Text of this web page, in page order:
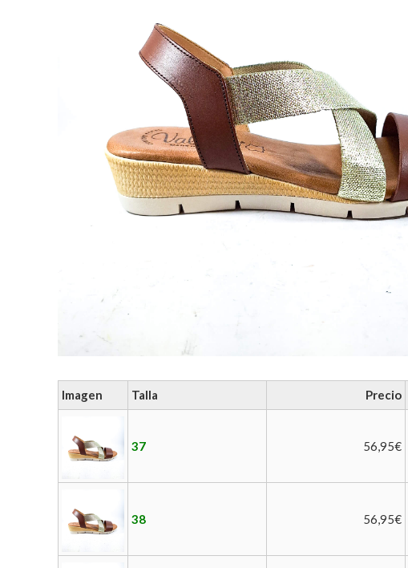
Imagen Talla Precio
37 56,95€
38 56,95€